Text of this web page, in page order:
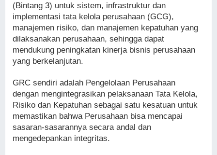
(Bintang 3) untuk sistem, infrastruktur dan
implementasi tata kelola perusahaan (GCG),
manajemen risiko, dan manajemen kepatuhan yang
dilaksanakan perusahaan, sehingga dapat
mendukung peningkatan kinerja bisnis perusahaan
yang berkelanjutan.
GRC sendiri adalah Pengelolaan Perusahaan
dengan mengintegrasikan pelaksanaan Tata Kelola,
Risiko dan Kepatuhan sebagai satu kesatuan untuk
memastikan bahwa Perusahaan bisa mencapai
sasaran-sasarannya secara andal dan
mengedepankan integritas.